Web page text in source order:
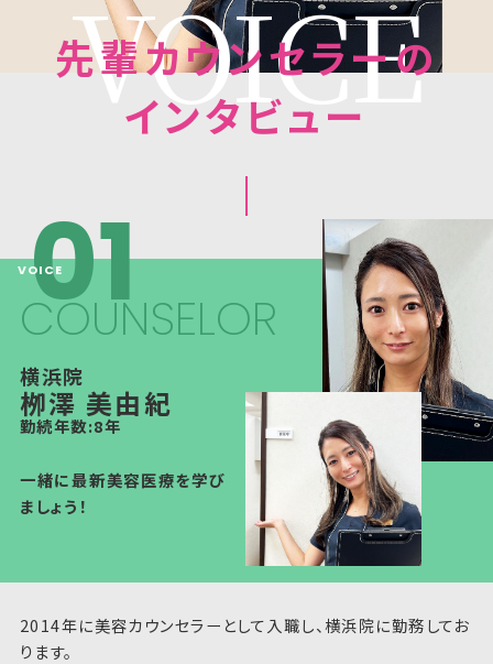
VOICE
先輩カウンセラーの
インタビュー
COUNSELOR
横浜院
栁澤 美由紀
勤続年数:8年
一緒に最新美容医療を学び
ましょう！
2014年に美容カウンセラーとして入職し、横浜院に勤務してお
ります。